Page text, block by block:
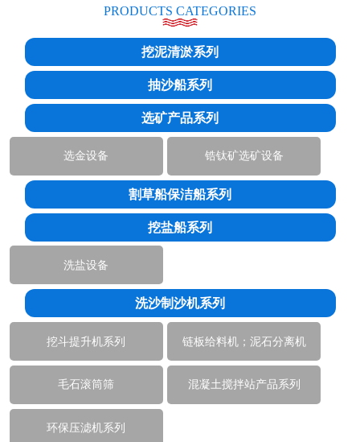
PRODUCTS CATEGORIES
挖泥清淤系列
抽沙船系列
选矿产品系列
选金设备 锆钛矿选矿设备
割草船保洁船系列
挖盐船系列
洗盐设备
洗沙制沙机系列
挖斗提升机系列 链板给料机；泥石分离机
毛石滚筒筛 混凝土搅拌站产品系列
环保压滤机系列